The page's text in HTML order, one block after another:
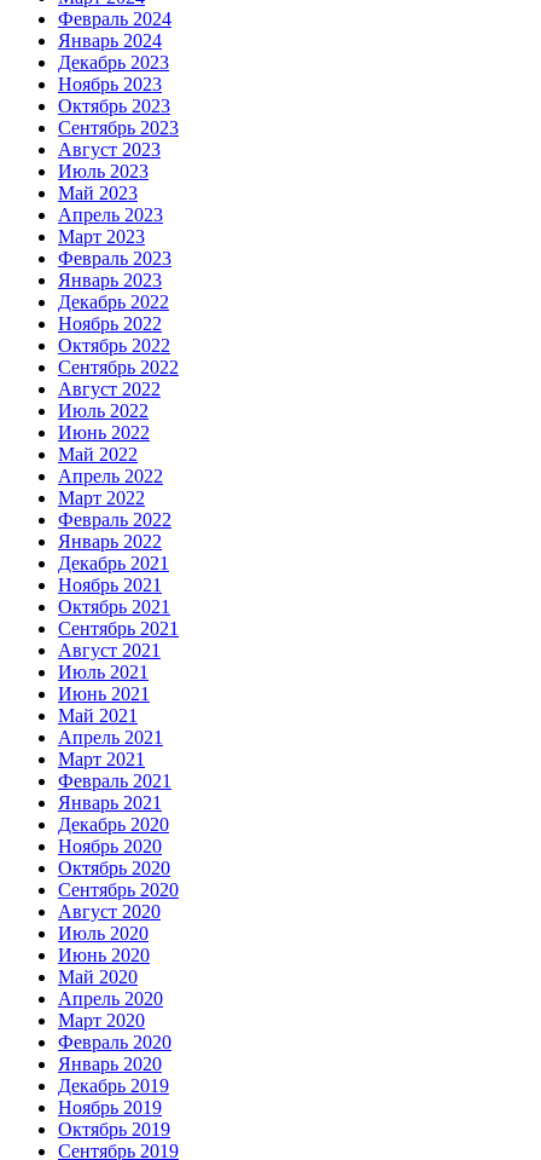
Февраль 2024
Январь 2024
Декабрь 2023
Ноябрь 2023
Октябрь 2023
Сентябрь 2023
Август 2023
Июль 2023
Май 2023
Апрель 2023
Март 2023
Февраль 2023
Январь 2023
Декабрь 2022
Ноябрь 2022
Октябрь 2022
Сентябрь 2022
Август 2022
Июль 2022
Июнь 2022
Май 2022
Апрель 2022
Март 2022
Февраль 2022
Январь 2022
Декабрь 2021
Ноябрь 2021
Октябрь 2021
Сентябрь 2021
Август 2021
Июль 2021
Июнь 2021
Май 2021
Апрель 2021
Март 2021
Февраль 2021
Январь 2021
Декабрь 2020
Ноябрь 2020
Октябрь 2020
Сентябрь 2020
Август 2020
Июль 2020
Июнь 2020
Май 2020
Апрель 2020
Март 2020
Февраль 2020
Январь 2020
Декабрь 2019
Ноябрь 2019
Октябрь 2019
Сентябрь 2019